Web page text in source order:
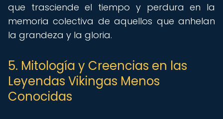
que trasciende el tiempo y perdura en la
memoria colectiva de aquellos que anhelan
la grandeza y la gloria.
5. Mitología y Creencias en las
Leyendas Vikingas Menos
Conocidas